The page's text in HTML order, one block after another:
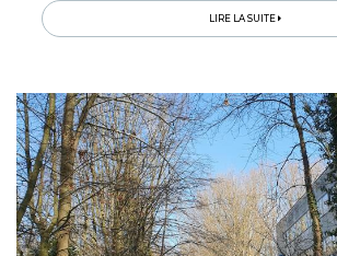
ateliers...
LIRE LA SUITE